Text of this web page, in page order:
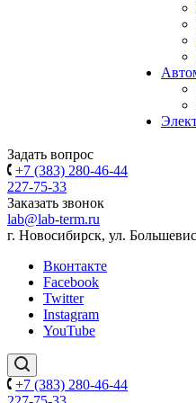
Задать вопрос
+7 (383) 280-46-44
227-75-33
Заказать звонок
lab@lab-term.ru
г. Новосибирск, ул.
Вконтакте
Facebook
Twitter
Instagram
YouTube
+7 (383) 280-46-44